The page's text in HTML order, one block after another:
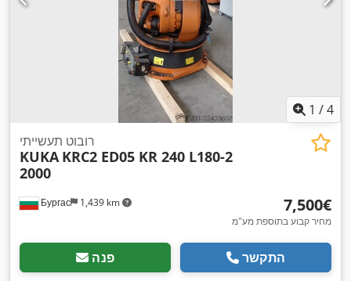
1 /4
Бургас 1,439 km
רובוט תעשייתי
KUKA KRC2 ED05 KR 240 L180-2
2000
‏7,500 ‏€
מחיר קבוע בתוספת מע"מ
פנה התקשר